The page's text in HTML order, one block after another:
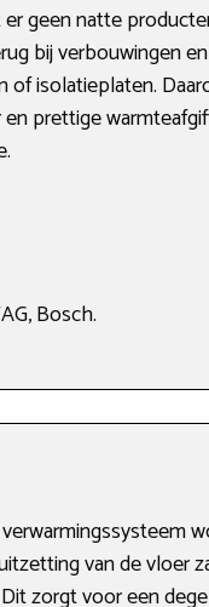
geen natte
bij verbouwingen
isolatieplaten.
prettige
Bosch.
van de vloer
zorgt voor een